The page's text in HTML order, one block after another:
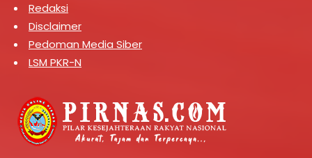
Redaksi
Disclaimer
Pedoman Media Siber
LSM PKR-N